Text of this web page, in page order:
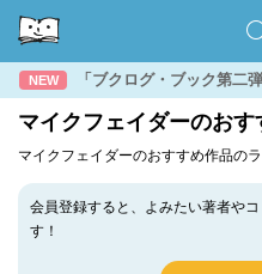
NEW 「ブクログ・ブック第二
マイクフェイダーのお
マイクフェイダーのおすすめ作品のラ
会員登録すると、よみたい著者や
す！